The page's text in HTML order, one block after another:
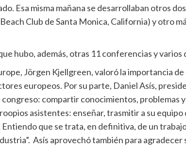
Esa misma mañana se desarrollaban otros
Club de Santa Monica, California) y otro
hubo, además, otras 11 conferencias y
Jörgen Kjellgreen, valoró la importancia
europeos. Por su parte, Daniel Asís,
compartir conocimientos, problemas
asistentes: enseñar, trasmitir a su
que se trata, en definitiva, de un
Asís aprovechó también para